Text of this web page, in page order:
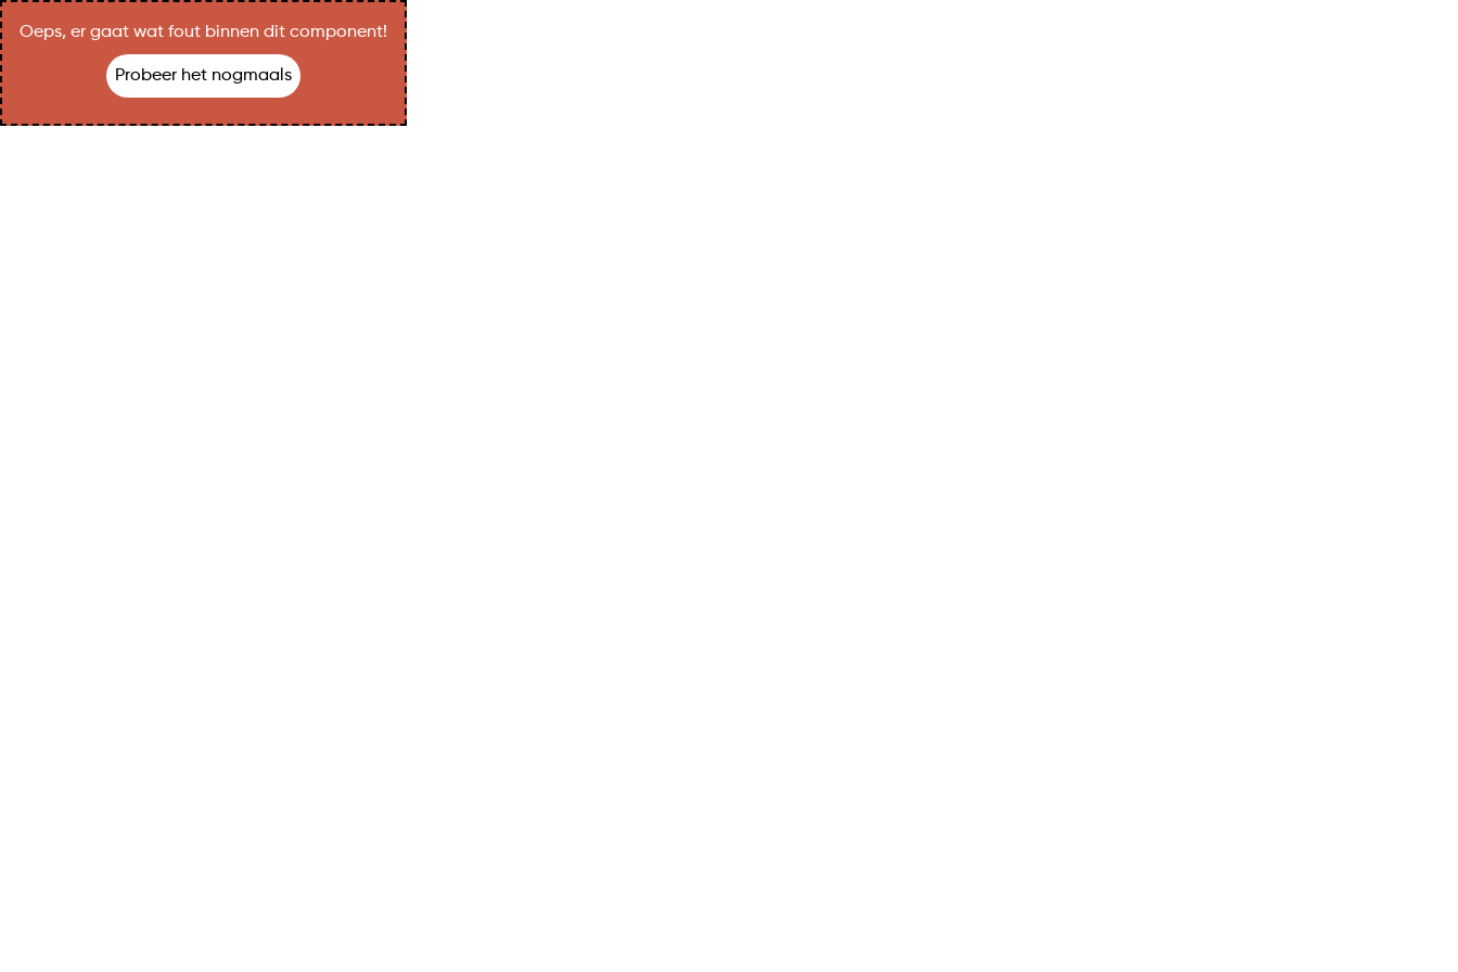
Oeps, er gaat wat fout binnen dit component!
Probeer het nogmaals